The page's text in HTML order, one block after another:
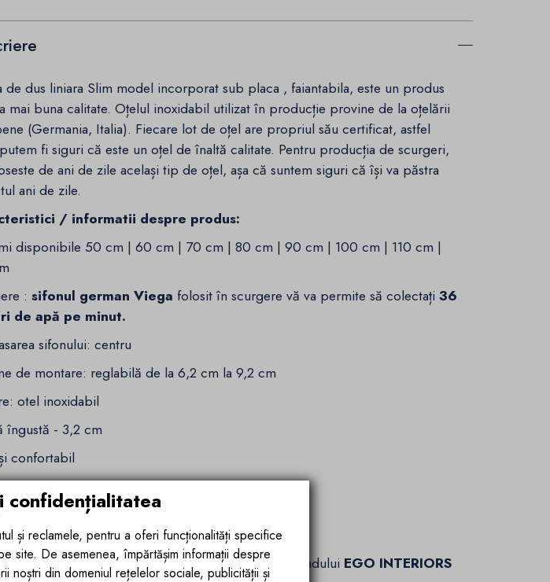
de dus liniara Slim model incorporat sub placa , faiantabila, este un produs
mai buna calitate. Oțelul inoxidabil utilizat în producție provine de la oțelării
(Germania, Italia). Fiecare lot de oțel are propriul său certificat, astfel
fi siguri că este un oțel de înaltă calitate. Pentru producția de scurgeri,
de ani de zile același tip de oțel, așa că suntem siguri că își va păstra
ani de zile.
/ informatii despre produs:
disponibile 50 cm | 60 cm | 70 cm | 80 cm | 90 cm | 100 cm | 110 cm |
:sifonul german Viega folosit în scurgere vă va permite să colectați36
de apă pe minut.
sifonului: centru
de montare: reglabilă de la 6,2 cm la 9,2 cm
otel inoxidabil
îngustă - 3,2 cm
confortabil
de asamblare - asamblare usoara si rapida
elegantă și delicată Slim
liniar Slim este un produs de mare prestigiu al brandului EGO INTERIORS
confidențialitatea
și reclamele, pentru a oferi funcționalități specifice
site. De asemenea, împărtășim informații despre
noștri din domeniul rețelelor sociale, publicității și